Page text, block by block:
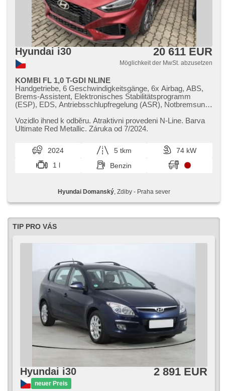
Hyundai i30 20 611 EUR
Möglichkeit der MwSt. abzusetzen
KOMBI FL 1,0 T-GDI NLINE
Handgetriebe, 6 Geschwindigkeitsgänge, 6x Airbag, ABS,
Brems-Assistent, Elektronisches Stabilitätsprogramm
(ESP), EDS, Antriebsschlupfregelung (ASR), Notbremsung
Überwachung der Ermüdung des Fahrers, Servolenkung, 2-
Zonen Klimaanlage, Klimaautomatik, Tempomat, LED denní
erfüllt 'EURO VI', Bordcomputer, digitální přístrojový štít,
Navigation, parkovací senzory přední, parkovací senzory
zadní, Fahrkamera, bezklíčové startování, bezklíčové
odemykání, Lichtsensor, Scheibenwischersensor, Lenkrad
Apple CarPlay, bezdrátová nabíječka mobilních telefonů,
Bluetooth, El. Seitenscheiben, dojezdové rezervní kolo, El.
Taste, Wegfahrsperre, Alarmanlage, Zentralverriegelung mit
Funkfernbedienung, Zentralverriegelung, Sportsitze, isofix,
LED Leuchte, autom. Aktivation der Warnflutlicht, Start-Stop
Außenthermometer, beheizte Spiegel, Teilbare
Rücksitzbank, Heckscheibenwischer, zatmavená zadní
skla, přední pohon, Längssitzvorschub, Ausziehbare
Kopflehnen, El. Anlasser, Garantie, digitální přístrojová
Vozidlo ihned k odběru. Atraktivni provedeni N​-Line. Barva
Ultimate Red Metallic. Záruka od 7/2024.
2024 5 tkm
74 kW
1 l
Benzin
Hyundai Domanský, Zdiby - Praha sever
TIP PRO VÁS
Hyundai i30
neuer Preis
2 891 EUR